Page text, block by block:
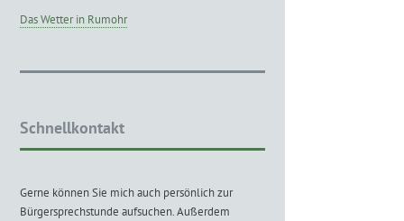
Das Wetter in Rumohr
Schnellkontakt
Gerne können Sie mich auch persönlich zur
Bürgersprechstunde aufsuchen. Außerdem